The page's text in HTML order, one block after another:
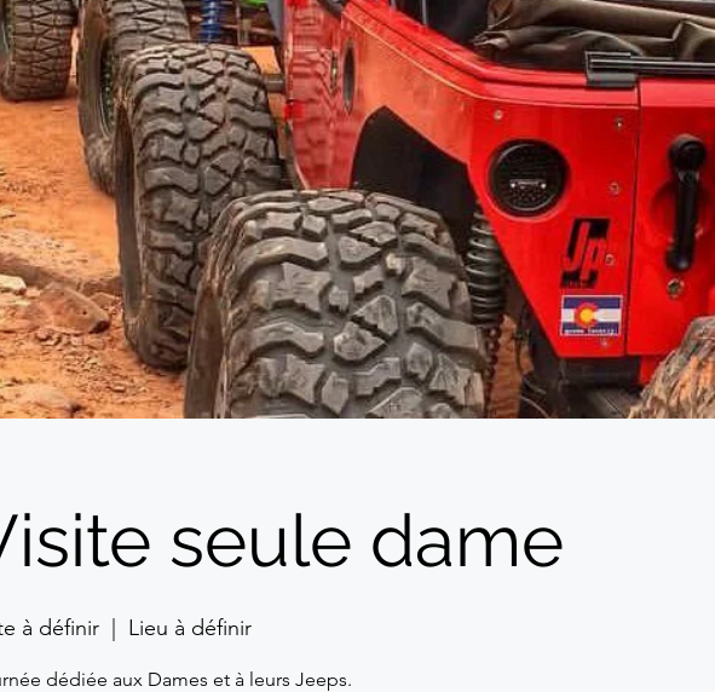
seule dame
à définir
  |
Lieu à définir
dédiée aux Dames et à leurs Jeeps.